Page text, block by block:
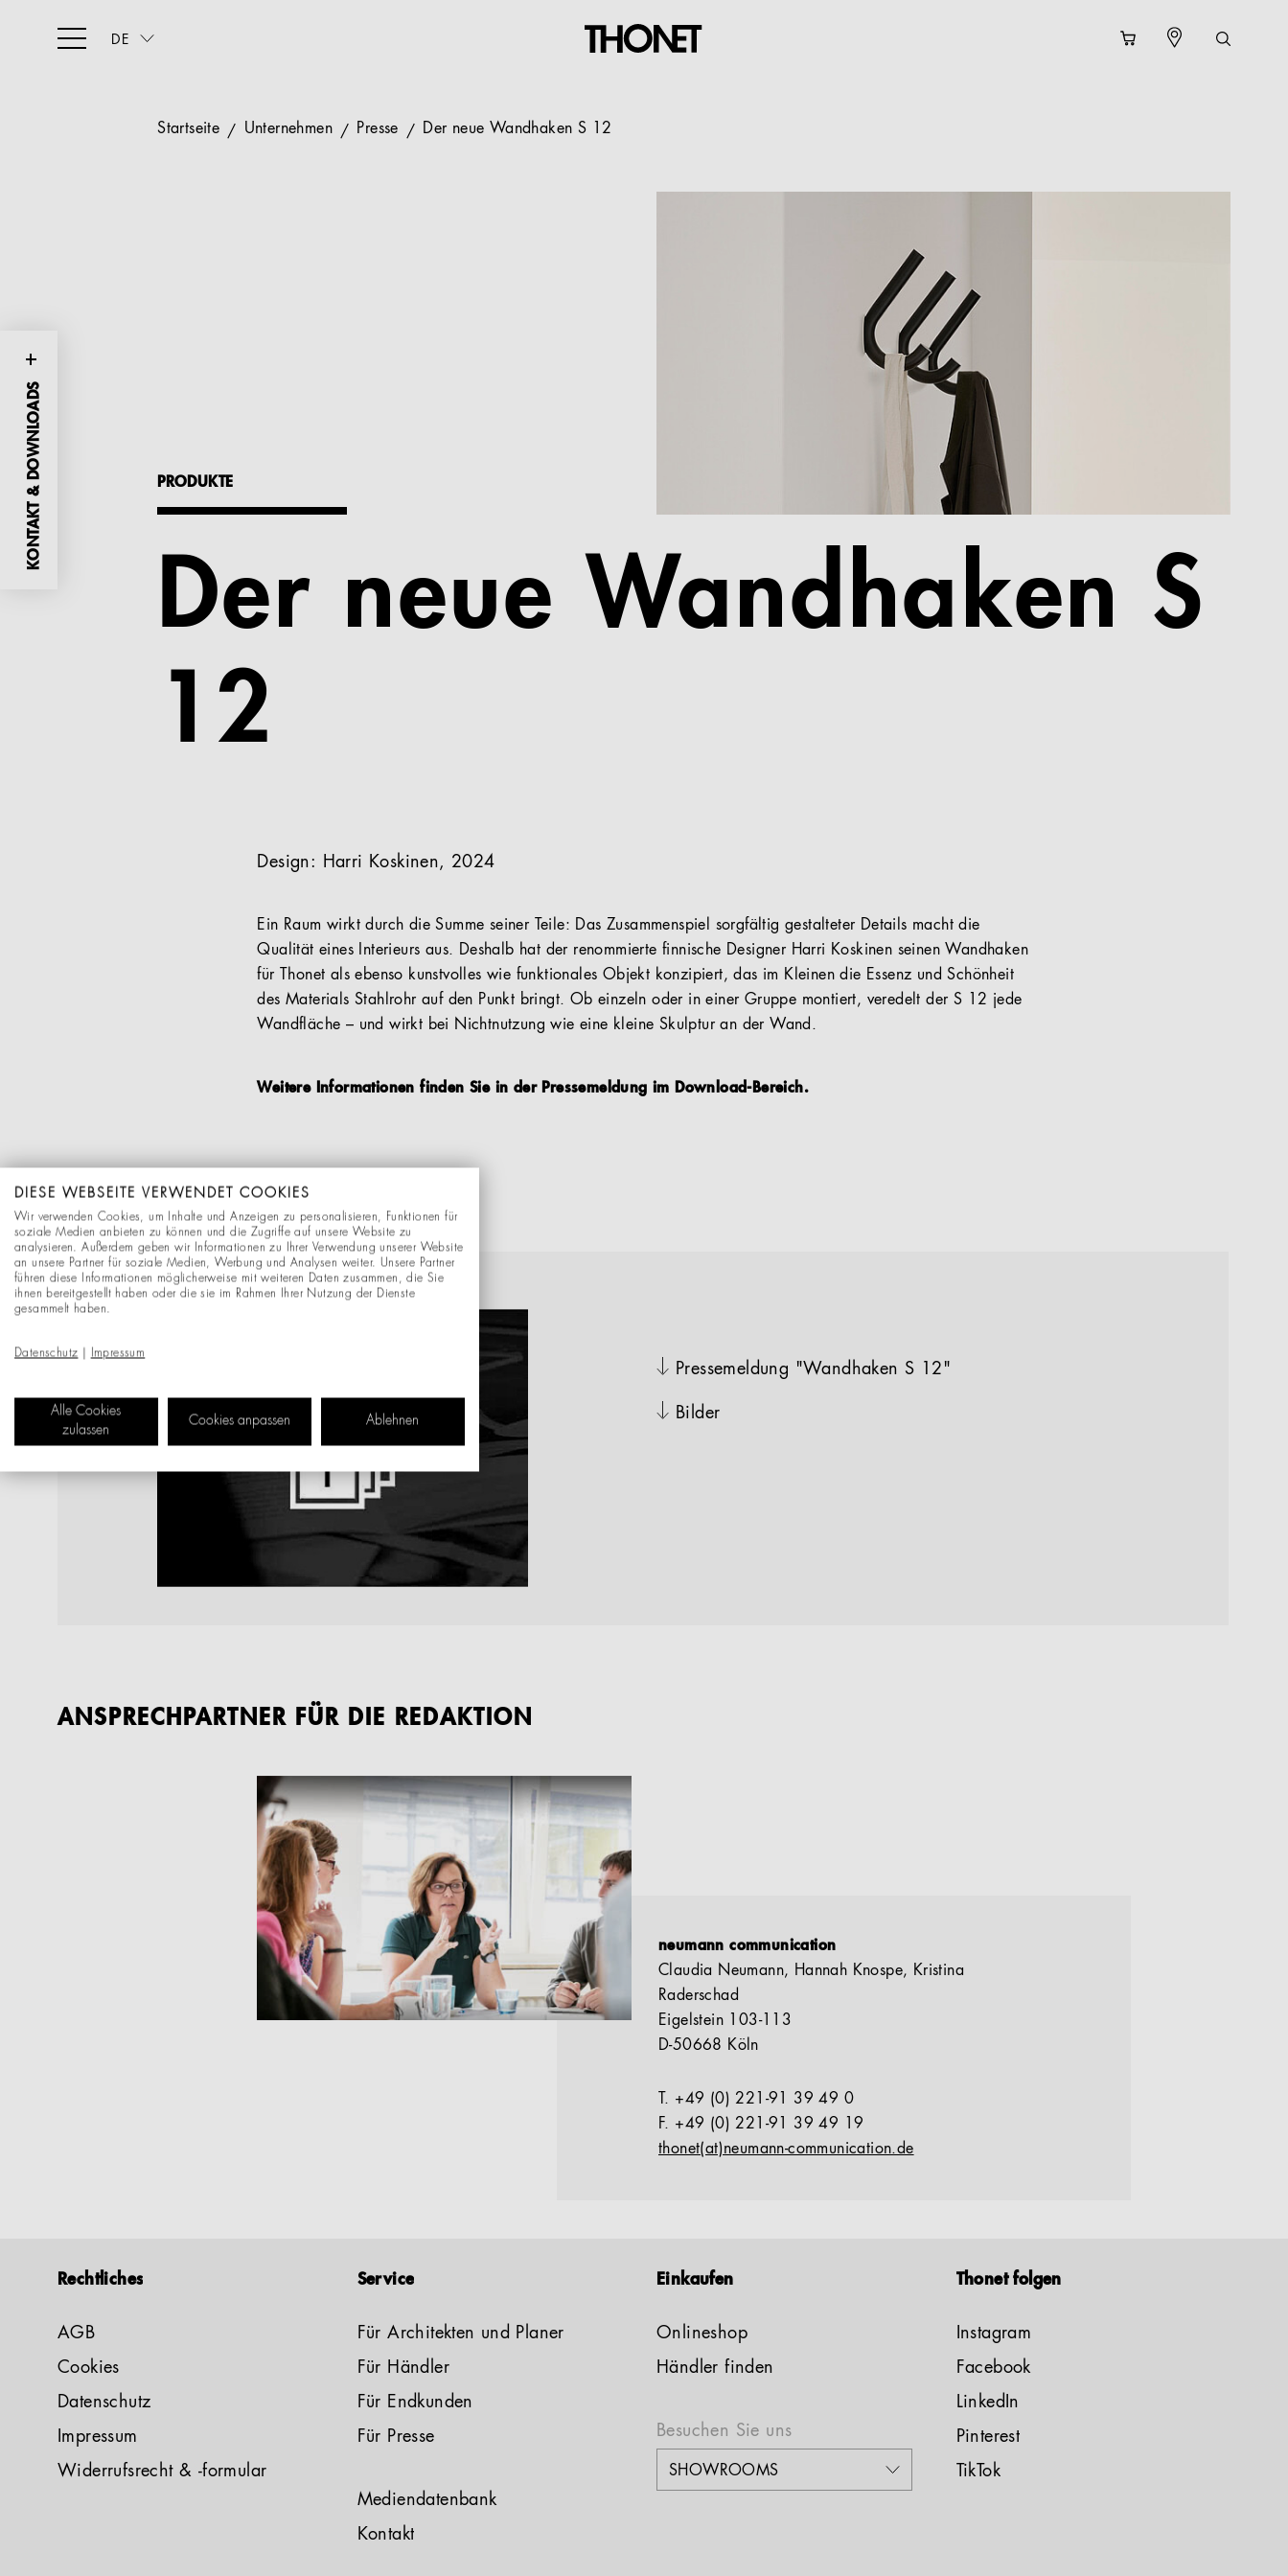
DE
KONTAKT & DOWNLOADS
Startseite Unternehmen Presse Der neue Wandhaken S 12
PRODUKTE
Der neue Wandhaken S
12
Design: Harri Koskinen, 2024
Ein Raum wirkt durch die Summe seiner Teile: Das Zusammenspiel sorgfältig gestalteter Details macht die
Qualität eines Interieurs aus. Deshalb hat der renommierte finnische Designer Harri Koskinen seinen Wandhaken
für Thonet als ebenso kunstvolles wie funktionales Objekt konzipiert, das im Kleinen die Essenz und Schönheit
des Materials Stahlrohr auf den Punkt bringt. Ob einzeln oder in einer Gruppe montiert, veredelt der S 12 jede
Wandfläche – und wirkt bei Nichtnutzung wie eine kleine Skulptur an der Wand.
Weitere Informationen finden Sie in der Pressemeldung im Download-Bereich.
DOWNLOADS
Pressemeldung "Wandhaken S 12"
Bilder
ANSPRECHPARTNER FÜR DIE REDAKTION
neumann communication
Claudia Neumann, Hannah Knospe, Kristina
Raderschad
Eigelstein 103-113
D-50668 Köln
T. +49 (0) 221-91 39 49 0
F. +49 (0) 221-91 39 49 19
thonet(at)neumann-communication.de
Rechtliches
AGB
Cookies
Datenschutz
Impressum
Widerrufsrecht & -formular
Service
Für Architekten und Planer
Für Händler
Für Endkunden
Für Presse
Mediendatenbank
Kontakt
Einkaufen
Onlineshop
Händler finden
Besuchen Sie uns
Thonet folgen
Instagram
Facebook
LinkedIn
Pinterest
TikTok
DIESE WEBSEITE VERWENDET COOKIES
Wir verwenden Cookies, um Inhalte und Anzeigen zu personalisieren, Funktionen für
soziale Medien anbieten zu können und die Zugriffe auf unsere Website zu
analysieren. Außerdem geben wir Informationen zu Ihrer Verwendung unserer Website
an unsere Partner für soziale Medien, Werbung und Analysen weiter. Unsere Partner
führen diese Informationen möglicherweise mit weiteren Daten zusammen, die Sie
ihnen bereitgestellt haben oder die sie im Rahmen Ihrer Nutzung der Dienste
gesammelt haben.
Datenschutz Impressum
Alle Cookies
zulassen
Cookies anpassen Ablehnen